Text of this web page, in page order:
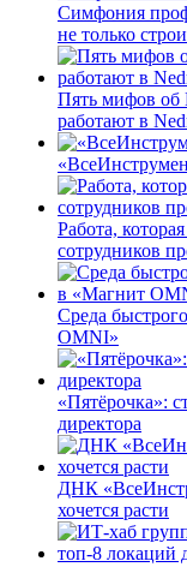
Симфония
не только
Пять мифов об
работают в
Работа,
сотрудников
Среда
OMNI»
«Пятёрочка»:
директора
ДНК
хочется расти